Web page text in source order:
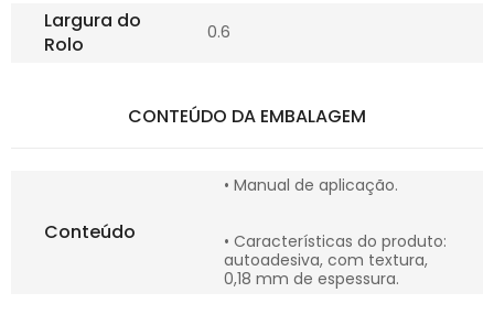
Largura do
Rolo
0.6
CONTEÚDO DA EMBALAGEM
Conteúdo
• Manual de aplicação.
• Características do produto:
autoadesiva, com textura,
0,18 mm de espessura.